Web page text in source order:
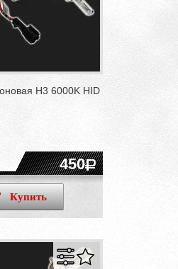
H3 6000K HID
450
Купить